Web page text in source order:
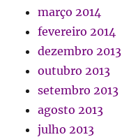
março 2014
fevereiro 2014
dezembro 2013
outubro 2013
setembro 2013
agosto 2013
julho 2013